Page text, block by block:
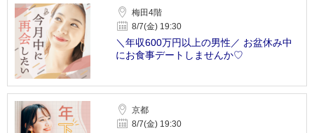
梅田4階
8/7(金) 19:30
＼年収600万円以上の男性／ お盆休み中
にお食事デートしませんか♡
京都
8/7(金) 19:30